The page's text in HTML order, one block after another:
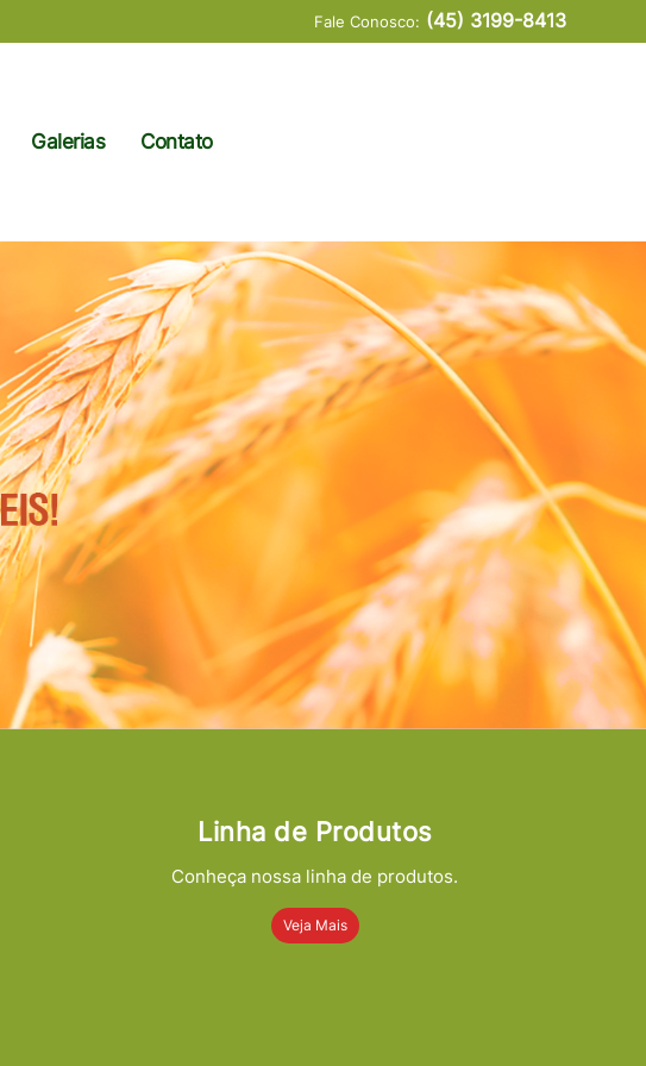
Fale Conosco: (45) 3199-8413
Galerias Contato
Linha de Produtos
Conheça nossa linha de produtos.
Veja Mais